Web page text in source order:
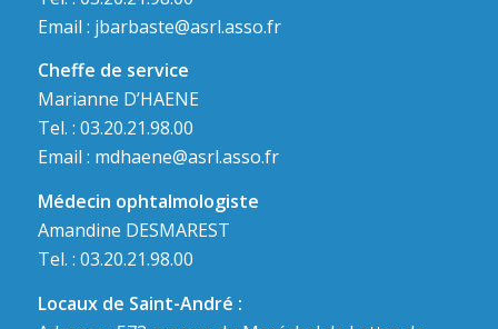
Email : jbarbaste@asrl.asso.fr
Cheffe de service
Marianne D’HAENE
Tel. : 03.20.21.98.00
Email : mdhaene@asrl.asso.fr
Médecin ophtalmologiste
Amandine DESMAREST
Tel. : 03.20.21.98.00
Locaux de Saint-André :